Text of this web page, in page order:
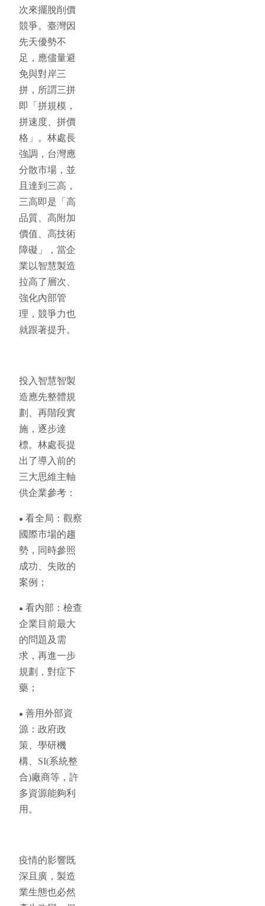
次來擺脫削價
競爭。臺灣因
先天優勢不
足，應儘量避
免與對岸三
拼，所謂三拼
即「拼規模，
拼速度、拼價
格」。林處長
強調，台灣應
分散市場，並
且達到三高，
三高即是「高
品質、高附加
價值、高技術
障礙」，當企
業以智慧製造
拉高了層次、
強化內部管
理，競爭力也
就跟著提升。
投入智慧智製
造應先整體規
劃、再階段實
施，逐步達
標。林處長提
出了導入前的
三大思維主軸
供企業參考：
● 看全局：觀察
國際市場的趨
勢，同時參照
成功、失敗的
案例；
● 看內部：檢查
企業目前最大
的問題及需
求，再進一步
規劃，對症下
藥；
● 善用外部資
源：政府政
策、學研機
構、SI(系統整
合)廠商等，許
多資源能夠利
用。
疫情的影響既
深且廣，製造
業生態也必然